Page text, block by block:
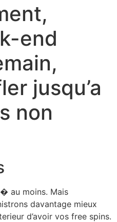
end
jusqu’a
non
au moins. Mais
davantage mieux
d’avoir vos free spins.